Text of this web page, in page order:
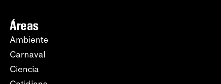
Áreas
Ambiente
Carnaval
Ciencia